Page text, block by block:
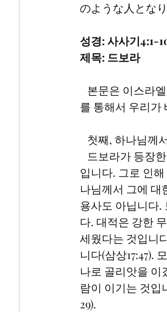
のような人とな
성경: 사사기4:1-
제목: 드보라
를 통해서 우리가
첫째, 하나님
입니다. 그로 인
나님께서 그에 대
용사도 아닙니다.
다. 대적은 강한
세웠다는 것입니
니다(삼상17:47).
나로 골리앗을 이
람이 이기는 것입
29).